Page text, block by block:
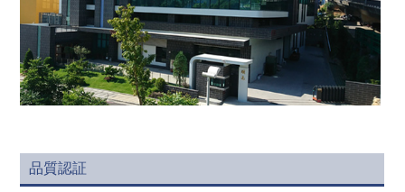
品質認証